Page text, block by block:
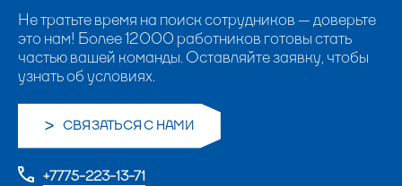
Не тратьте время на поиск сотрудников — доверьте
это нам! Более 12000 работников готовы стать
частью вашей команды. Оставляйте заявку, чтобы
узнать об условиях.
СВЯЗАТЬСЯ С НАМИ
+7775-223-13-71